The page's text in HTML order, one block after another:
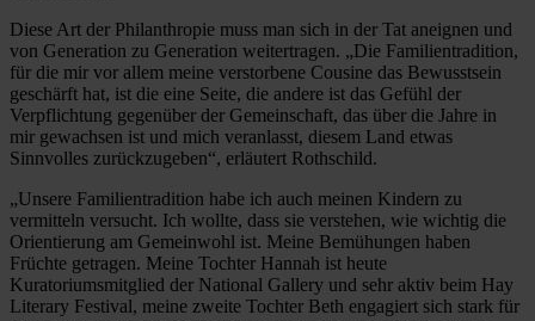
Diese Art der Philanthropie muss man sich in der Tat aneignen und
von Generation zu Generation weitertragen. „Die Familientradition,
für die mir vor allem meine verstorbene Cousine das Bewusstsein
geschärft hat, ist die eine Seite, die andere ist das Gefühl der
Verpflichtung gegenüber der Gemeinschaft, das über die Jahre in
mir gewachsen ist und mich veranlasst, diesem Land etwas
Sinnvolles zurückzugeben“, erläutert Rothschild.
„Unsere Familientradition habe ich auch meinen Kindern zu
vermitteln versucht. Ich wollte, dass sie verstehen, wie wichtig die
Orientierung am Gemeinwohl ist. Meine Bemühungen haben
Früchte getragen. Meine Tochter Hannah ist heute
Kuratoriumsmitglied der National Gallery und sehr aktiv beim Hay
Literary Festival, meine zweite Tochter Beth engagiert sich stark für